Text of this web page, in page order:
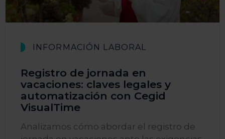
INFORMACIÓN LABORAL
Registro de jornada en
vacaciones: claves legales y
automatización con Cegid
VisualTime
Analizamos cómo abordar el registro de